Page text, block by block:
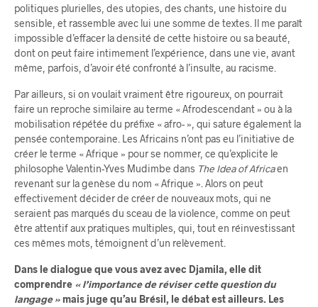
politiques plurielles, des utopies, des chants, une histoire du
sensible, et rassemble avec lui une somme de textes. Il me paraît
impossible d’effacer la densité de cette histoire ou sa beauté,
dont on peut faire intimement l’expérience, dans une vie, avant
même, parfois, d’avoir été confronté à l’insulte, au racisme.
Par ailleurs, si on voulait vraiment être rigoureux, on pourrait
faire un reproche similaire au terme « Afrodescendant » ou à la
mobilisation répétée du préfixe « afro- », qui sature également la
pensée contemporaine. Les Africains n’ont pas eu l’initiative de
créer le terme « Afrique » pour se nommer, ce qu’explicite le
philosophe Valentin-Yves Mudimbe dans The Idea of Africaen
revenant sur la genèse du nom « Afrique ». Alors on peut
effectivement décider de créer de nouveaux mots, qui ne
seraient pas marqués du sceau de la violence, comme on peut
être attentif aux pratiques multiples, qui, tout en réinvestissant
ces mêmes mots, témoignent d’un relèvement.
Dans le dialogue que vous avez avec Djamila, elle dit
comprendre « l’importance de réviser cette question du
langage » mais juge qu’au Brésil, le débat est ailleurs. Les